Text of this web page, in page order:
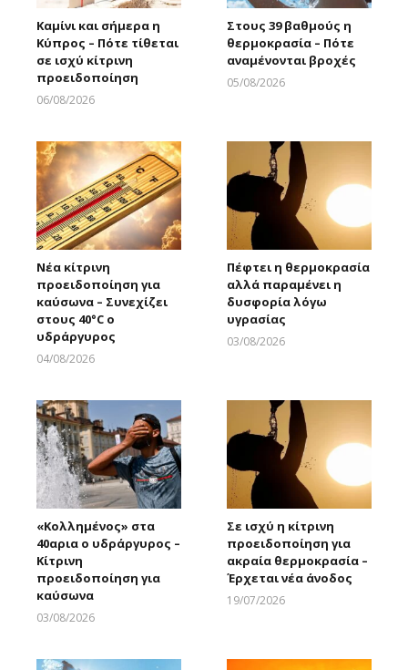
Καμίνι και σήμερα η
Κύπρος – Πότε τίθεται
σε ισχύ κίτρινη
προειδοποίηση
06/08/2026
Στους 39 βαθμούς η
θερμοκρασία – Πότε
αναμένονται βροχές
05/08/2026
Νέα κίτρινη
προειδοποίηση για
καύσωνα – Συνεχίζει
στους 40°C ο
υδράργυρος
04/08/2026
Πέφτει η θερμοκρασία
αλλά παραμένει η
δυσφορία λόγω
υγρασίας
03/08/2026
«Κολλημένος» στα
40αρια ο υδράργυρος –
Κίτρινη
προειδοποίηση για
καύσωνα
03/08/2026
Σε ισχύ η κίτρινη
προειδοποίηση για
ακραία θερμοκρασία –
Έρχεται νέα άνοδος
19/07/2026